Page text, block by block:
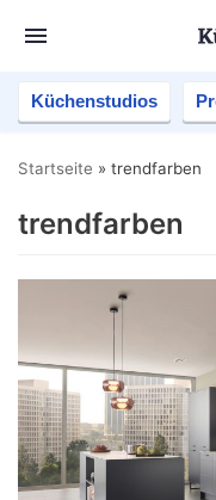
Küchenstudios
Startseite » trendfarben
trendfarben